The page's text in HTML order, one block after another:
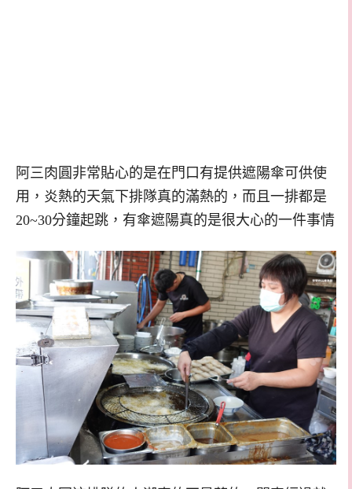
阿三肉圓非常貼心的是在門口有提供遮陽傘可供使
用，炎熱的天氣下排隊真的滿熱的，而且一排都是
20~30分鐘起跳，有傘遮陽真的是很大心的一件事情